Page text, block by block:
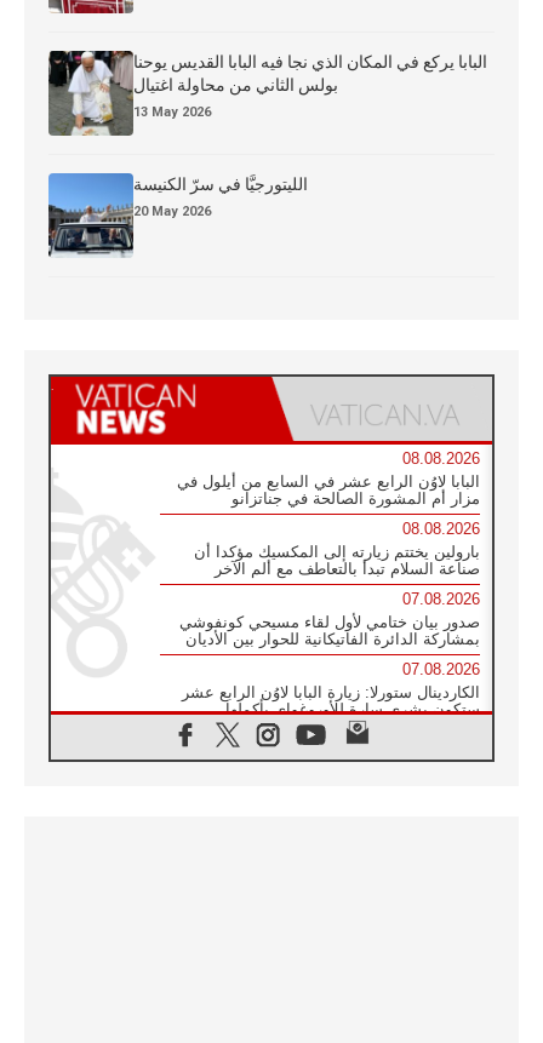
البابا يركع في المكان الذي نجا فيه البابا القديس يوحنا
بولس الثاني من محاولة اغتيال
13 May 2026
الليتورجيَّا في سرّ الكنيسة
20 May 2026
08.08.2026
البابا لاوُن الرابع عشر في السابع من أيلول في
مزار أم المشورة الصالحة في جناتزانو
08.08.2026
بارولين يختتم زيارته إلى المكسيك مؤكدا أن
صناعة السلام تبدأ بالتعاطف مع ألم الآخر
07.08.2026
صدور بيان ختامي لأول لقاء مسيحي كونفوشي
بمشاركة الدائرة الفاتيكانية للحوار بين الأديان
07.08.2026
الكاردينال ستورلا: زيارة البابا لاوُن الرابع عشر
ستكون بشرى سارة للأوروغواي بأكملها
الفاتيكان يعلن برنامج الزيارة الرسولية للبابا لاوُن